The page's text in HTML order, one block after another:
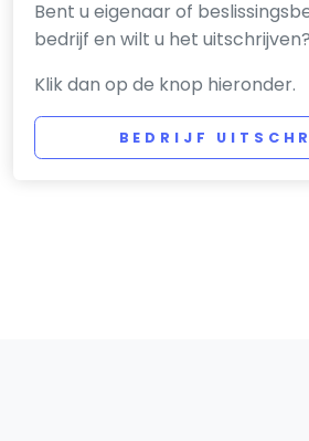
Bent u eigenaar of
bedrijf en wilt u het uitschrijven?
Klik dan op de knop hieronder.
BEDRIJF